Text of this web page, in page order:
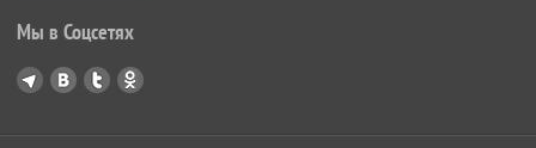
Мы в Соцсетях